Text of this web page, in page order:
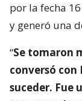
por la fecha
y generó una
“Se tomaron
conversó con
suceder. Fue